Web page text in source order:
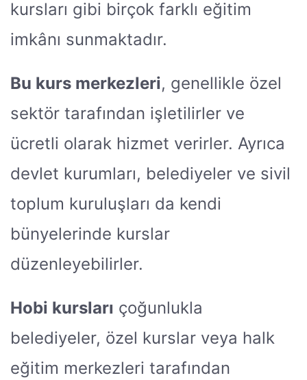
kursları gibi birçok farklı eğitim
imkânı sunmaktadır.
Bu kurs merkezleri, genellikle özel
sektör tarafından işletilirler ve
ücretli olarak hizmet verirler. Ayrıca
devlet kurumları, belediyeler ve sivil
toplum kuruluşları da kendi
bünyelerinde kurslar
düzenleyebilirler.
Hobi kursları çoğunlukla
belediyeler, özel kurslar veya halk
eğitim merkezleri tarafından